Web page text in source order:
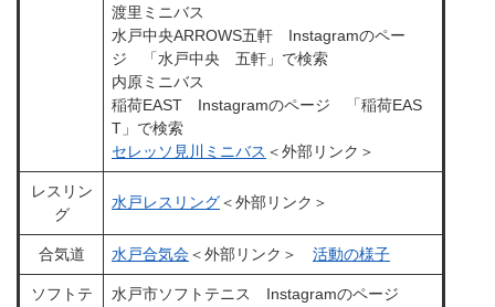
渡里ミニバス
水戸中央ARROWS五軒 Instagramのペー
ジ 「水戸中央 五軒」で検索
内原ミニバス
稲荷EAST Instagramのページ 「稲荷EAS
T」で検索
セレッソ見川ミニバス ＜外部リンク＞
レスリン
グ
水戸レスリング＜外部リンク＞
合気道 水戸合気会＜外部リンク＞ 活動の様子
ソフトテ 水戸市ソフトテニス Instagramのページ